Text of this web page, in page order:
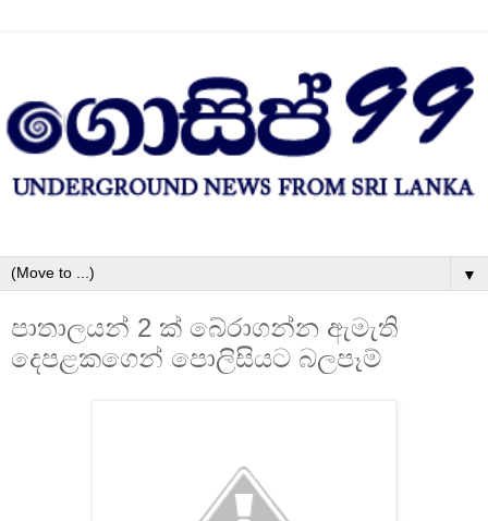
▼
පාතාලයන් 2 ක්‌ බේරාගන්න ඇමැති
දෙපළකගෙන් පොලිසියට බලපෑම්